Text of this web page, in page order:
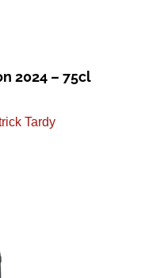
2024 – 75cl
Tardy